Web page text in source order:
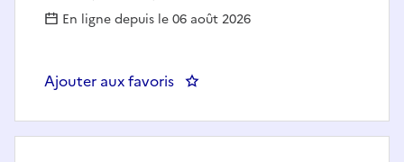
En ligne depuis le 06 août 2026
Ajouter aux favoris : ONaCVG - Référent ou